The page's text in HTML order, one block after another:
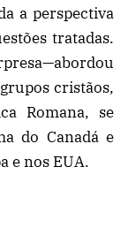
a perspectiva
tratadas.
cristãos,
Romana, se
do Canadá e
e nos EUA.